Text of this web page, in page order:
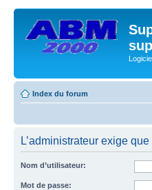
Index du forum
L’administrateur exige
Nom d’utilisateur:
Mot de passe: